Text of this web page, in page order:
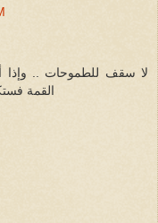
لا سقف للطموحات .. وإذا
القمة